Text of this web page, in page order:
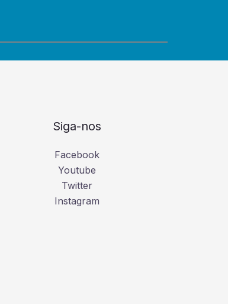
Siga-nos
Facebook
Youtube
Twitter
Instagram